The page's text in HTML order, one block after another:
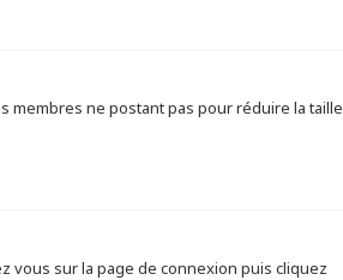
membres ne postant pas pour réduire la taille
vous sur la page de connexion puis cliquez